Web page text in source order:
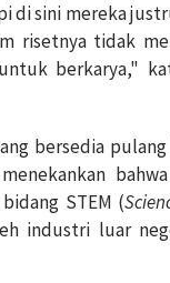
di sini mereka
risetnya tidak
berkarya,"
bersedia
STEM (
industri luar